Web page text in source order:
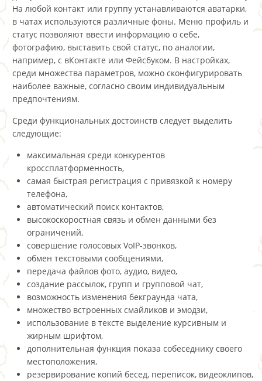
На любой контакт или группу устанавливаются аватарки,
в чатах используются различные фоны. Меню профиль и
статус позволяют ввести информацию о себе,
фотографию, выставить свой статус, по аналогии,
например, с вКонтакте или Фейсбуком. В настройках,
среди множества параметров, можно сконфигурировать
наиболее важные, согласно своим индивидуальным
предпочтениям.
Среди функциональных достоинств следует выделить
следующие:
максимальная среди конкурентов
кроссплатформенность,
самая быстрая регистрация с привязкой к номеру
телефона,
автоматический поиск контактов,
высокоскоростная связь и обмен данными без
ограничений,
совершение голосовых VoIP-звонков,
обмен текстовыми сообщениями,
передача файлов фото, аудио, видео,
создание рассылок, групп и групповой чат,
возможность изменения бекграунда чата,
множество встроенных смайликов и эмодзи,
использование в тексте выделение курсивным и
жирным шрифтом,
дополнительная функция показа собеседнику своего
местоположения,
резервирование копий бесед, переписок, видеоклипов,